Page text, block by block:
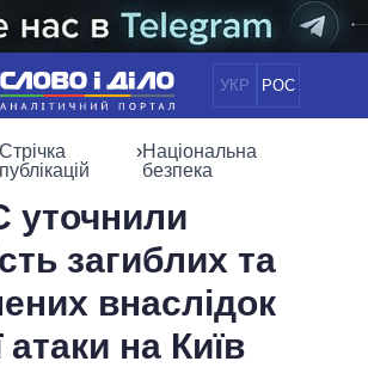
УКР РОС
НОВИНИ
СУСПІЛЬСТВО
СВІТ
ПОЛIТИКИ
І ОФІС
ІНФОГРАФІКА
ВІДЕО
публікацій
›Національна
безпека
загиблих та
внаслідок
атаки на Київ